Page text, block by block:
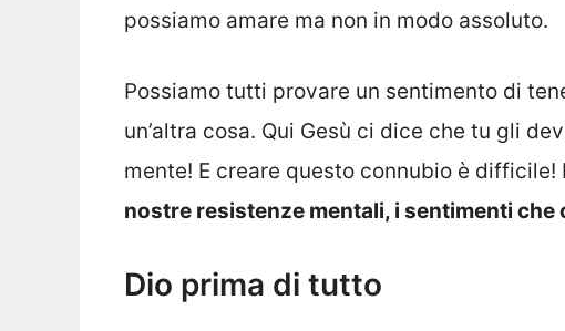
possiamo amare ma non in modo assoluto.
Possiamo tutti provare un sentimento di
un’altra cosa. Qui Gesù ci dice che tu gli
mente! E creare questo connubio è difficile!
nostre resistenze mentali, i sentimenti
Dio prima di tutto